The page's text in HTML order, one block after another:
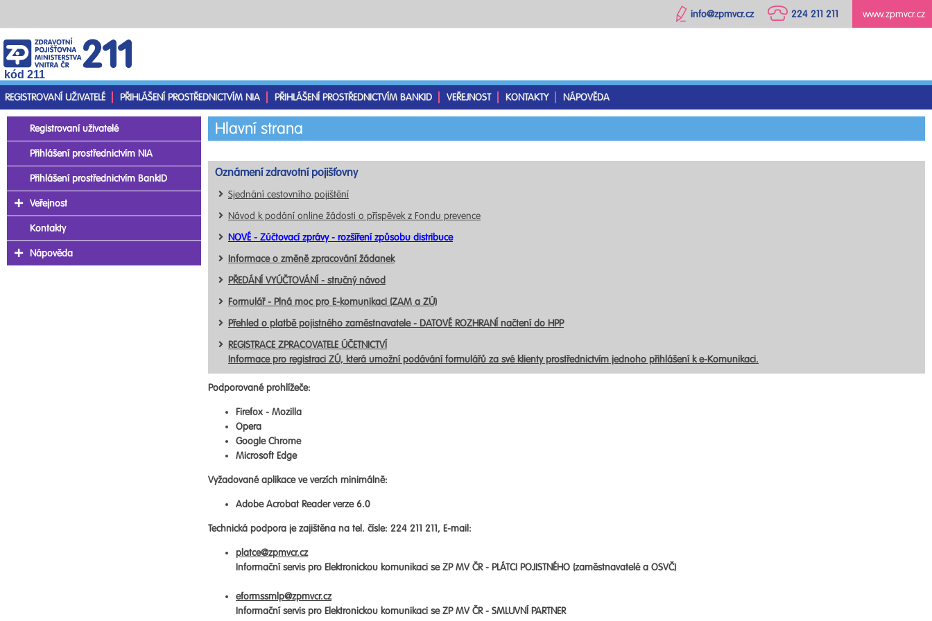
www.zpmvcr.cz
224 211 211
info@zpmvcr.cz
kód 211
REGISTROVANÍ UŽIVATELÉ
PŘIHLÁŠENÍ PROSTŘEDNICTVÍM NIA PŘIHLÁŠENÍ PROSTŘEDNICTVÍM BANKID VEŘEJNOST KONTAKTY NÁPOVĚDA
Hlavní strana
Oznámení zdravotní pojišťovny
Sjednání cestovního pojištění
Návod k podání online žádosti o příspěvek z Fondu prevence
NOVÉ - Zúčtovací zprávy - rozšíření způsobu distribuce
Informace o změně zpracování žádanek
PŘEDÁNÍ VYÚČTOVÁNÍ - stručný návod
Formulář - Plná moc pro E-komunikaci (ZAM a ZÚ)
Přehled o platbě pojistného zaměstnavatele - DATOVÉ ROZHRANÍ načtení do HPP
REGISTRACE ZPRACOVATELE ÚČETNICTVÍ
Informace pro registraci ZÚ, která umožní podávání formulářů za své klienty prostřednictvím jednoho přihlášení k e-Komunikaci.
Podporované prohlížeče:
Firefox - Mozilla
Opera
Google Chrome
Microsoft Edge
Vyžadované aplikace ve verzích minimálně:
Adobe Acrobat Reader verze 6.0
Technická podpora je zajištěna na tel. čísle: 224 211 211, E-mail:
platce@zpmvcr.cz
Informační servis pro Elektronickou komunikaci se ZP MV ČR - PLÁTCI POJISTNÉHO (zaměstnavatelé a OSVČ)
eformssmlp@zpmvcr.cz
Informační servis pro Elektronickou komunikaci se ZP MV ČR - SMLUVNÍ PARTNER
Registrovaní uživatelé
Přihlášení prostřednictvím NIA
Přihlášení prostřednictvím BankID
Veřejnost
Kontakty
Nápověda